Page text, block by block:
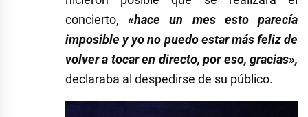
concierto,«hace un mes esto parecía
imposible y yo no puedo estar más feliz de
volver a tocar en directo, por eso, gracias»,
declaraba al despedirse de su público.